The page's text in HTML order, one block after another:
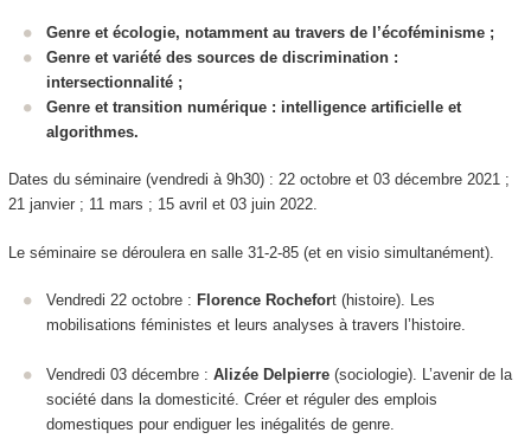
Genre et écologie, notamment au travers de l’écoféminisme ;
Genre et variété des sources de discrimination :
intersectionnalité ;
Genre et transition numérique : intelligence artificielle et
algorithmes.
Dates du séminaire (vendredi à 9h30) : 22 octobre et 03 décembre 2021 ;
21 janvier ; 11 mars ; 15 avril et 03 juin 2022.
Le séminaire se déroulera en salle 31-2-85 (et en visio simultanément).
Vendredi 22 octobre : Florence Rochefort (histoire). Les
mobilisations féministes et leurs analyses à travers l’histoire.
Vendredi 03 décembre : Alizée Delpierre (sociologie). L’avenir de la
société dans la domesticité. Créer et réguler des emplois
domestiques pour endiguer les inégalités de genre.